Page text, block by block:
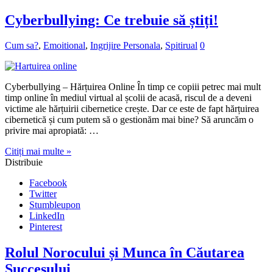
Cyberbullying: Ce trebuie să știți!
Cum sa?, Emoitional, Ingrijire Personala, Spitirual 0
Cyberbullying – Hărțuirea Online În timp ce copiii petrec mai mult
timp online în mediul virtual al școlii de acasă, riscul de a deveni
victime ale hărțuirii cibernetice crește. Dar ce este de fapt hărțuirea
cibernetică și cum putem să o gestionăm mai bine? Să aruncăm o
privire mai apropiată: …
Citiți mai multe »
Distribuie
Facebook
Twitter
Stumbleupon
LinkedIn
Pinterest
Rolul Norocului și Munca în Căutarea